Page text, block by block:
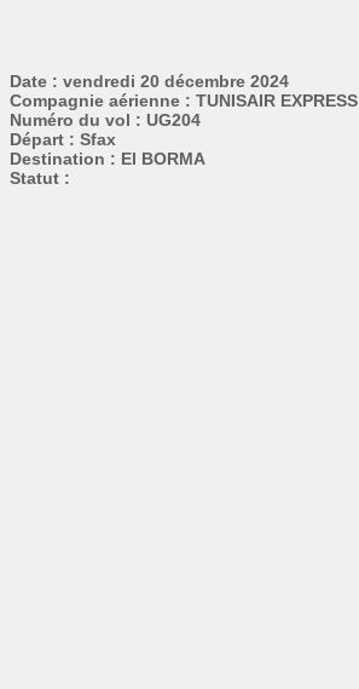
Date : vendredi 20 décembre 2024
Compagnie aérienne : TUNISAIR EXPRESS
Numéro du vol : UG204
Départ : Sfax
Destination : El BORMA
Statut :